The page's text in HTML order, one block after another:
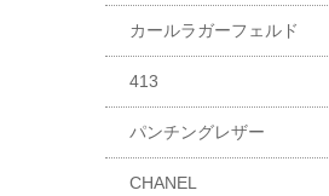
カールラガーフェルド
413
パンチングレザー
CHANEL